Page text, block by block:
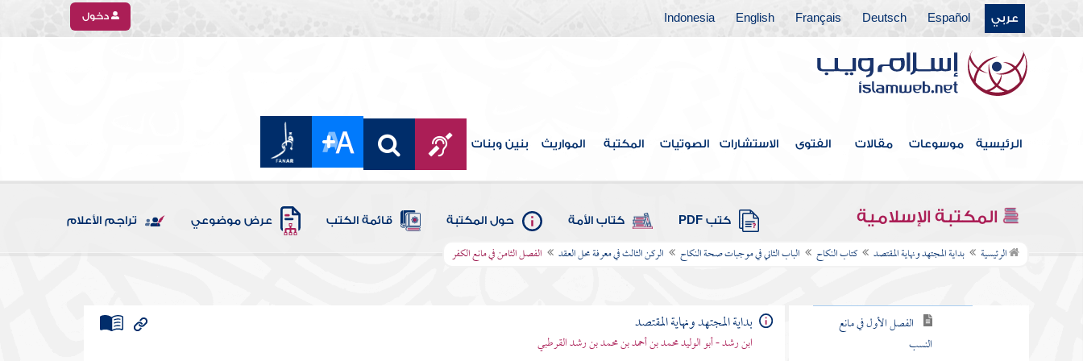
عربي Español
Deutsch
Français
English
Indonesia دخول
الرئيسية موسوعات مقالات الفتوى الاستشارات الصوتيات المكتبة المواريث بنين وبنات
المكتبة الإسلامية كتب PDF كتاب الأمة حول المكتبة قائمة الكتب عرض موضوعي تراجم الأعلام
الرئيسية بداية المجتهد ونهاية المقتصد كتاب النكاح الباب الثاني في موجبات صحة النكاح الركن الثالث في معرفة محل العقد الفصل الثامن في مانع الكفر
كتاب العقيقة
كتاب الأطعمة والأشربة
الباب الأول في مقدمات النكاح
الباب الثاني في موجبات صحة النكاح
الركن الأول في الكيفية
الفصل الأول في مانع
النسب
بداية المجتهد ونهاية المقتصد
ابن رشد - أبو الوليد محمد بن أحمد بن محمد بن رشد القرطبي